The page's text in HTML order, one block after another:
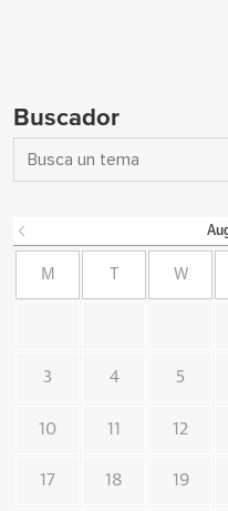
Buscador
M W
3 4 5
10 11 12
17 18 19